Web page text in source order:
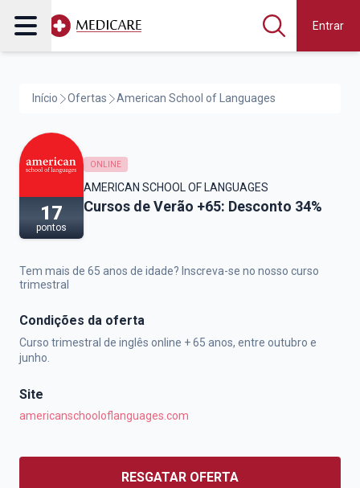
Entrar
Início Ofertas American School of Languages
17
pontos
ONLINE
AMERICAN SCHOOL OF LANGUAGES
American School of Languages,
Cursos de Verão +65: Desconto 34%
Tem mais de 65 anos de idade? Inscreva-se no nosso curso
trimestral
Condições da oferta
Curso trimestral de inglês online + 65 anos, entre outubro e
junho.
Site
americanschooloflanguages.com
RESGATAR OFERTA